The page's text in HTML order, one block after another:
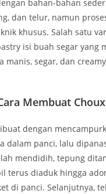
bahan-bahan
dan telur, namun
khusus. Salah satu
isi buah segar yang
manis, segar, dan
Membuat
dengan
dalam panci, lalu
mendidih, tepung
terus diaduk hingga
di panci. Selanjutnya,